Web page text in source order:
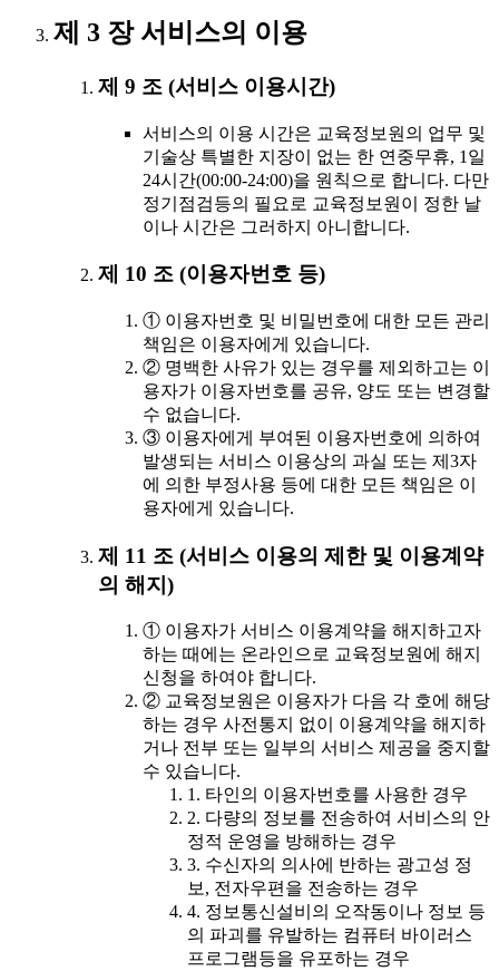
제 3 장 서비스의 이용
제 9 조 (서비스 이용시간)
서비스의 이용 시간은 교육정보원의 업무 및
기술상 특별한 지장이 없는 한 연중무휴, 1일
24시간(00:00-24:00)을 원칙으로 합니다. 다만
정기점검등의 필요로 교육정보원이 정한 날
이나 시간은 그러하지 아니합니다.
제 10 조 (이용자번호 등)
① 이용자번호 및 비밀번호에 대한 모든 관리
책임은 이용자에게 있습니다.
② 명백한 사유가 있는 경우를 제외하고는 이
용자가 이용자번호를 공유, 양도 또는 변경할
수 없습니다.
③ 이용자에게 부여된 이용자번호에 의하여
발생되는 서비스 이용상의 과실 또는 제3자
에 의한 부정사용 등에 대한 모든 책임은 이
용자에게 있습니다.
제 11 조 (서비스 이용의 제한 및 이용계약
의 해지)
① 이용자가 서비스 이용계약을 해지하고자
하는 때에는 온라인으로 교육정보원에 해지
신청을 하여야 합니다.
② 교육정보원은 이용자가 다음 각 호에 해당
하는 경우 사전통지 없이 이용계약을 해지하
거나 전부 또는 일부의 서비스 제공을 중지할
수 있습니다.
1. 타인의 이용자번호를 사용한 경우
2. 다량의 정보를 전송하여 서비스의 안
정적 운영을 방해하는 경우
3. 수신자의 의사에 반하는 광고성 정
보, 전자우편을 전송하는 경우
4. 정보통신설비의 오작동이나 정보 등
의 파괴를 유발하는 컴퓨터 바이러스
프로그램등을 유포하는 경우